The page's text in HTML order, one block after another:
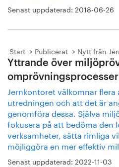
Senast uppdaterad: 2018-06-26
Start Publicerat Nytt från
Yttrande över
omprövningsprocesser
Jernkontoret välkomnar flera
utredningen och att det är
genomföra dessa. Själva
fokusera på att bedöma den
verksamheter, sätta rimliga
möjliggöra en mer effektiv
Senast uppdaterad: 2022-11-03